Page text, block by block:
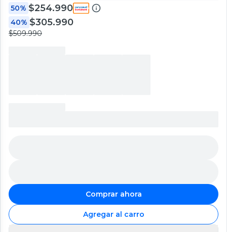
50% $254.990
40% $305.990
$509.990
Comprar ahora
Agregar al carro